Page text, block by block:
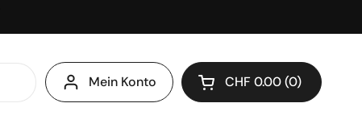
Mein Konto Warenkorb öffnen
CHF 0.00 0